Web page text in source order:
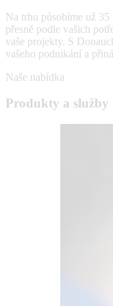
Na trhu působíme už
přesně podle vašich
vaše projekty. S
vašeho podnikání a
Naše nabídka
Produkty a služby